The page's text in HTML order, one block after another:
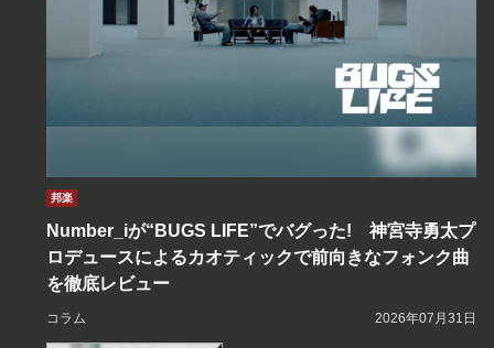
邦楽
Number_iが“BUGS LIFE”でバグった! 神宮寺勇太プ
ロデュースによるカオティックで前向きなフォンク曲
を徹底レビュー
コラム 2026年07月31日